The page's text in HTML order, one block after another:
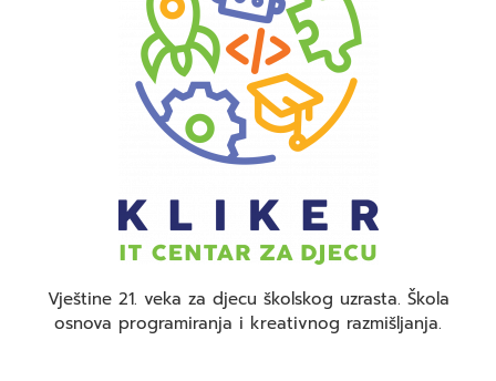
Vještine 21. veka za djecu školskog uzrasta. Škola
osnova programiranja i kreativnog razmišljanja.